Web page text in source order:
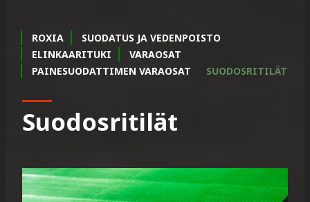
ROXIA
SUODATUS JA VEDENPOISTO
ELINKAARITUKI
VARAOSAT
PAINESUODATTIMEN VARAOSAT
SUODOSRITILÄT
Suodosritilät